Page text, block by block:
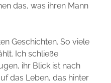
das, was ihren Mann
Geschichten. So viele
Ich schließe
ihr Blick ist nach
das Leben, das hinter